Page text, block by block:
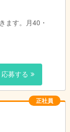
、または土日と
ます。月40・
する相談窓口とし
応募する
正社員